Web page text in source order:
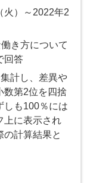
火）～2022年2
き方について
回答
計し、差異や
数第2位を四捨
しも100％には
上に表示され
の計算結果と